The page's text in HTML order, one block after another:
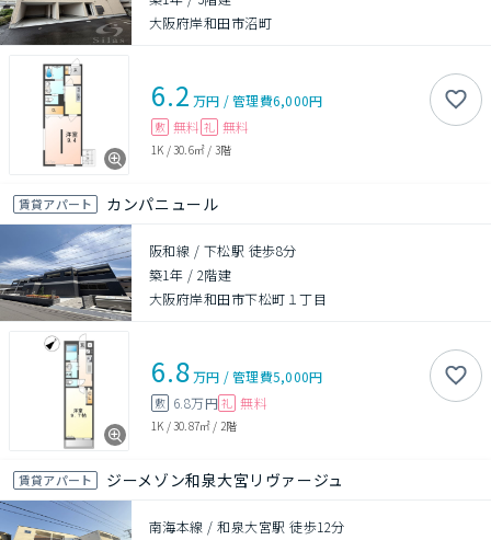
大阪府岸和田市沼町
6.2 万円 /管理費6,000円
敷 無料 礼 無料
1K /30.6㎡ / 3階
賃貸アパート カンパニュール
阪和線 / 下松駅 徒歩8分
築1年 / 2階建
大阪府岸和田市下松町１丁目
6.8万円 /管理費5,000円
敷 6.8万円 礼 無料
1K /30.87㎡ / 2階
賃貸アパート ジーメゾン和泉大宮リヴァージュ
南海本線 / 和泉大宮駅 徒歩12分